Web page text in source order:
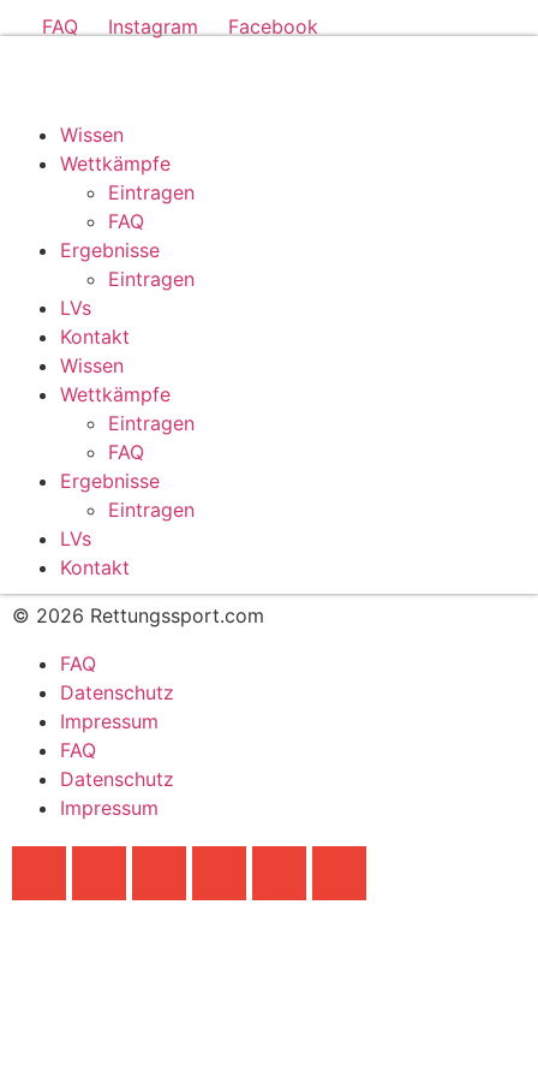
FAQ Instagram Facebook
Wissen
Wettkämpfe
Eintragen
FAQ
Ergebnisse
Eintragen
LVs
Kontakt
Wissen
Wettkämpfe
Eintragen
FAQ
Ergebnisse
Eintragen
LVs
Kontakt
© 2026 Rettungssport.com
FAQ
Datenschutz
Impressum
FAQ
Datenschutz
Impressum